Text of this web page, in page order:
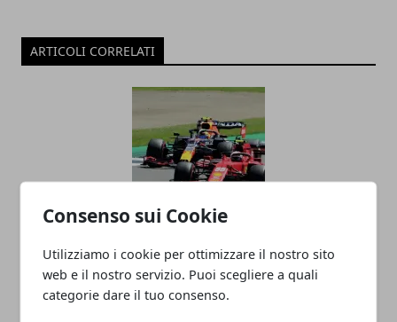
Consenso sui Cookie
Utilizziamo i cookie per ottimizzare il nostro sito
web e il nostro servizio. Puoi scegliere a quali
categorie dare il tuo consenso.
ARTICOLI CORRELATI
La Formula 1 nel 2025: tecnologia,
strategie e nuove frontiere della
competizione